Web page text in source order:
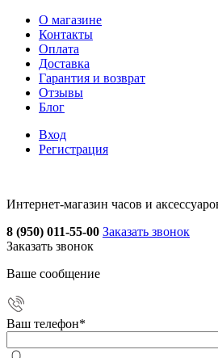
О магазине
Контакты
Оплата
Доставка
Гарантия и возврат
Отзывы
Блог
Вход
Регистрация
Интернет-магазин часов и
8 (950) 011-55-00 Заказать звонок
Заказать звонок
Ваше сообщение
Ваш телефон*